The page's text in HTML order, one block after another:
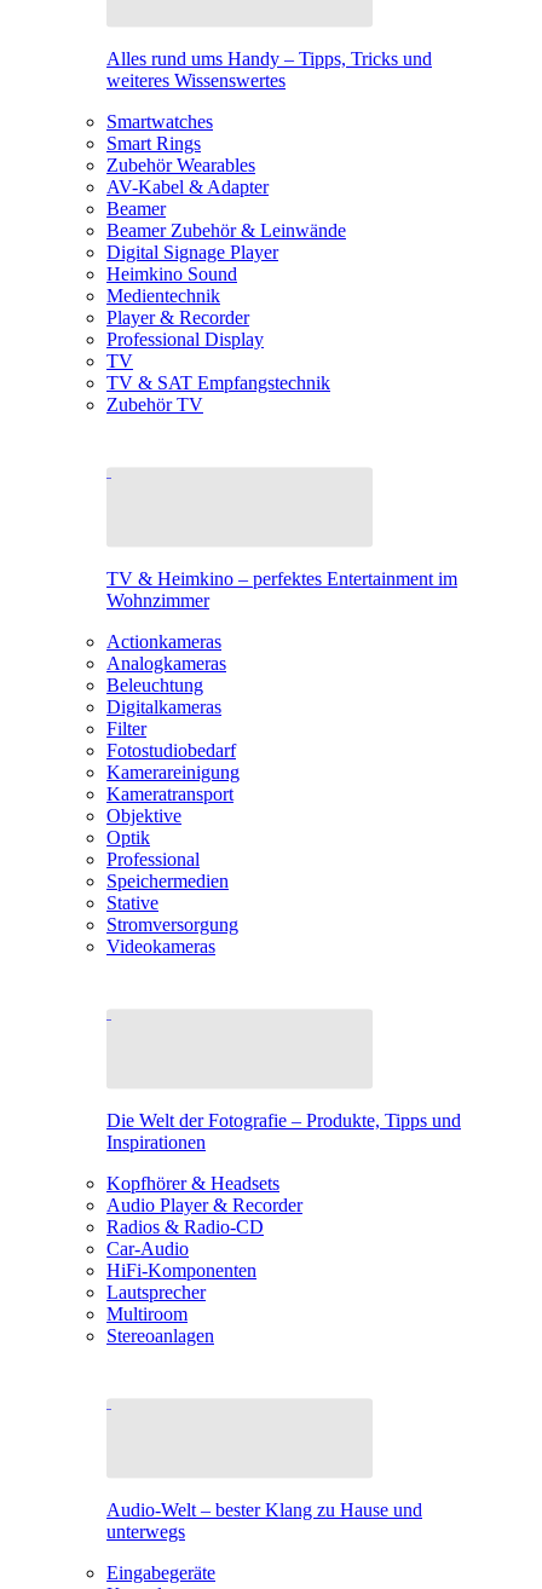
Alles rund ums Handy – Tipps, Tricks und
weiteres Wissenswertes
Smartwatches
Smart Rings
Zubehör Wearables
AV-Kabel & Adapter
Beamer
Beamer Zubehör & Leinwände
Digital Signage Player
Heimkino Sound
Medientechnik
Player & Recorder
Professional Display
TV
TV & SAT Empfangstechnik
Zubehör TV
TV & Heimkino – perfektes Entertainment im
Wohnzimmer
Actionkameras
Analogkameras
Beleuchtung
Digitalkameras
Filter
Fotostudiobedarf
Kamerareinigung
Kameratransport
Objektive
Optik
Professional
Speichermedien
Stative
Stromversorgung
Videokameras
Die Welt der Fotografie – Produkte, Tipps und
Inspirationen
Kopfhörer & Headsets
Audio Player & Recorder
Radios & Radio-CD
Car-Audio
HiFi-Komponenten
Lautsprecher
Multiroom
Stereoanlagen
Audio-Welt – bester Klang zu Hause und
unterwegs
Eingabegeräte